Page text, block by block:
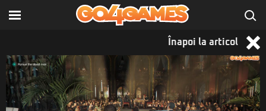
Înapoi la articol